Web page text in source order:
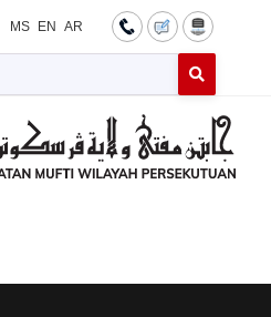
MS EN AR
Cari